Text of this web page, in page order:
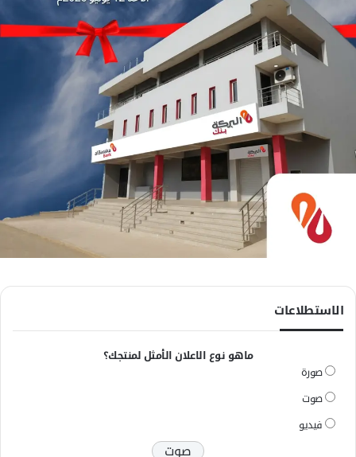
الاستطلاعات
ماهو نوع الاعلان الأمثل لمنتجك؟
صورة
صوت
فيديو